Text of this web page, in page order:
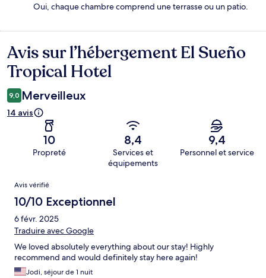
Oui, chaque chambre comprend une terrasse ou un patio.
Avis
Avis sur l’hébergement El Sueño
Tropical Hotel
9,0 Merveilleux
14 avis
10
Propreté
8,4
Services et
équipements
9,4
Personnel et service
Avis
Avis vérifié
10/10 Exceptionnel
6 févr. 2025
Traduire avec Google
We loved absolutely everything about our stay! Highly
recommend and would definitely stay here again!
Jodi, séjour de 1 nuit